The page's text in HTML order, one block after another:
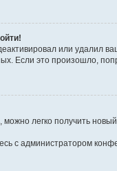
или удалил
это произошло,
можно легко получить
с администратором